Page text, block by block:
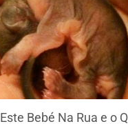
Bebé Na Rua e o